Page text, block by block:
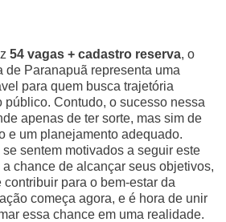
54 vagas + cadastro reserva, o
de Paranapuã representa uma
para quem busca trajetória
público. Contudo, o sucesso nessa
apenas de ter sorte, mas sim de
e um planejamento adequado.
sentem motivados a seguir este
chance de alcançar seus objetivos,
para o bem-estar da
começa agora, e é hora de unir
essa chance em uma realidade.